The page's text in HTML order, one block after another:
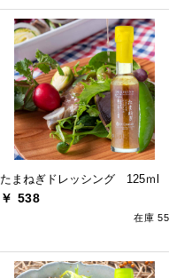
たまねぎドレッシング 125ｍl
￥ 538
在庫 55